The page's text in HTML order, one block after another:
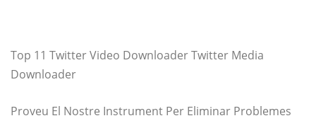
Top 11 Twitter Video Downloader Twitter Media
Downloader
Proveu El Nostre Instrument Per Eliminar Problemes